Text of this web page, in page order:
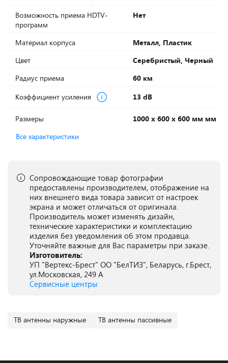
Возможность приема НDTV-
программ
Нет
Материал корпуса
Металл, Пластик
Цвет
Серебристый, Черный
Радиус приема
60 км
Коэффициент усиления
13 dB
Размеры
1000 х 600 х 600 мм мм
Все характеристики
Сопровождающие товар фотографии
предоставлены производителем, отображение на
них внешнего вида товара зависит от настроек
экрана и может отличаться от оригинала.
Производитель может изменять дизайн,
технические характеристики и комплектацию
изделия без уведомления об этом продавца.
Уточняйте важные для Вас параметры при заказе.
Изготовитель:
УП "Вертекс-Брест" ОО "БелТИЗ", Беларусь, г.Брест,
ул.Московская, 249 А
Сервисные центры
ТВ антенны наружные ТВ антенны пассивные